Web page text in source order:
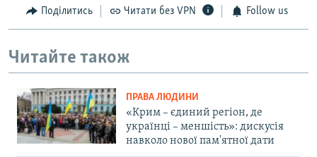
Поділитись Читати без VPN Follow us
Читайте також
ПРАВА ЛЮДИНИ
«Крим – єдиний регіон, де
українці – меншість»: дискусія
навколо нової пам'ятної дати